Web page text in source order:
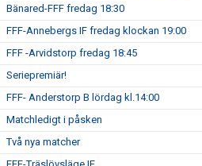
Bänared-FFF fredag 18:30
FFF-Annebergs IF fredag klockan 19:00
FFF -Arvidstorp fredag 18:45
Seriepremiär!
FFF- Anderstorp B lördag kl.14:00
Matchledigt i påsken
Två nya matcher